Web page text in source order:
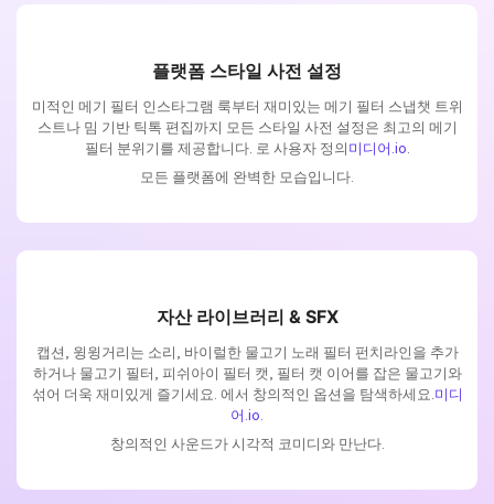
플랫폼 스타일 사전 설정
미적인 메기 필터 인스타그램 룩부터 재미있는 메기 필터 스냅챗 트위
스트나 밈 기반 틱톡 편집까지 모든 스타일 사전 설정은 최고의 메기
필터 분위기를 제공합니다. 로 사용자 정의 미디어.io.
모든 플랫폼에 완벽한 모습입니다.
자산 라이브러리 & SFX
캡션, 윙윙거리는 소리, 바이럴한 물고기 노래 필터 펀치라인을 추가
하거나 물고기 필터, 피쉬아이 필터 캣, 필터 캣 이어를 잡은 물고기와
섞어 더욱 재미있게 즐기세요. 에서 창의적인 옵션을 탐색하세요.미디
어.io.
창의적인 사운드가 시각적 코미디와 만난다.